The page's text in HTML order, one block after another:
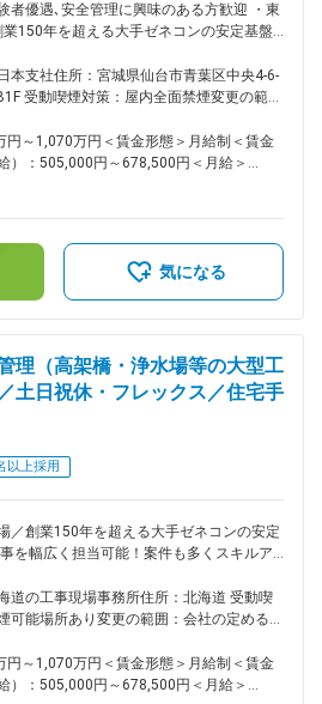
的にキャリアを広げることも可能です。 ■
支社の環境グループは、４名（総合職2
際に休日出勤があった場合は振替休日の取
・月6回のリモート可・服装自由な社風と
間は30~40時間程度。 変更の範囲：
者優遇､安全管理に興味のある方歓迎 ・東
150年を超える大手ゼネコンの安定基盤
管理を推進､安全･健康で快適な職場環境を
財を募集しております。 ■業務内容 安全
技術的指導､労働基準監督署への申請･届出
等が主要な業務です。 ■ポジションの魅力
広げることも可能です。 ■働き方 ・土日
勤となった場合には､振替休日(または代
・フレックス､服装自由な社風と非常に
ます。 ■当社について 1874年より建設事
会社で､創業150年を超えました。当社は
､橋梁､鉄道､ビル､公共施設､都市再開発等､
手として､インフラ構築に積極的に取り組
りの精神は今日､高度な“技術とソリューシ
います。現場におけるきめ細やかな施工
を掲げ､このチカラで未来を創っていける
。。 変更の範囲：会社の定める業務
本支社住所：宮城県仙台市青葉区中央4-6-
受動喫煙対策：屋内全面禁煙変更の範
円～1,070万円＜賃金形態＞月給制＜賃金
）：505,000円～678,500円＜月給＞
歳：1070万／42歳：1150万※地域限定職
ル年収から7割程度の提示になります。賃
の金額であり、選考を通じて上下する可能
気になる
理（高架橋・浄水場等の大型工
土日祝休・フレックス／住宅手
以上採用
／創業150年を超える大手ゼネコンの安定
を幅広く担当可能！案件も多くスキルア
き方・WLB◎ ■募集背景： 当社の
た中長期計画である西松ビジョン2027を
きる強い組織づくり」を行っております。
社員が不足しており、将来の幹部社員候補
道の工事現場事務所住所：北海道 受動喫
可能場所あり変更の範囲：会社の定める事
円～1,070万円＜賃金形態＞月給制＜賃金
）：505,000円～678,500円＜月給＞